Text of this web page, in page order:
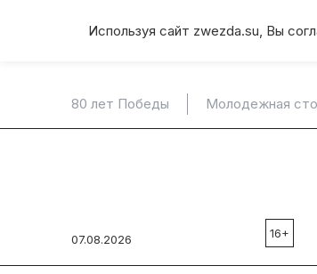
Используя сайт zwezda.su, Вы
80 лет Победы Молодежная
07.08.2026 16+